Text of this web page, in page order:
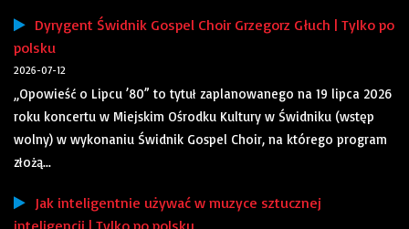
Dyrygent Świdnik Gospel Choir Grzegorz Głuch | Tylko po
polsku
2026-07-12
„Opowieść o Lipcu ’80” to tytuł zaplanowanego na 19 lipca 2026
roku koncertu w Miejskim Ośrodku Kultury w Świdniku (wstęp
wolny) w wykonaniu Świdnik Gospel Choir, na którego program
złożą...
Jak inteligentnie używać w muzyce sztucznej